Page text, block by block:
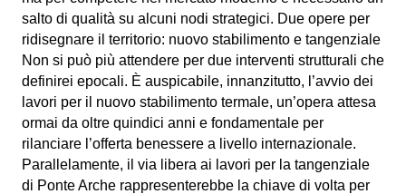
salto di qualità su alcuni nodi strategici. Due opere per
ridisegnare il territorio: nuovo stabilimento e tangenziale
Non si può più attendere per due interventi strutturali che
definirei epocali. È auspicabile, innanzitutto, l’avvio dei
lavori per il nuovo stabilimento termale, un’opera attesa
ormai da oltre quindici anni e fondamentale per
rilanciare l’offerta benessere a livello internazionale.
Parallelamente, il via libera ai lavori per la tangenziale
di Ponte Arche rappresenterebbe la chiave di volta per